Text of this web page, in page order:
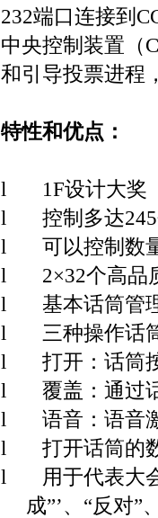
232端口连接到
中央控制装置（
和引导投票进程
特性和优点：
l 1F设计大奖
l
控制多达245
l
可以控制数
l
2×32个高品
l
基本话筒管
l
三种操作话
l
打开：话筒
l
覆盖：通过
l
语音：语音
l
打开话筒的
l
用于代表大
成”’、“反对”